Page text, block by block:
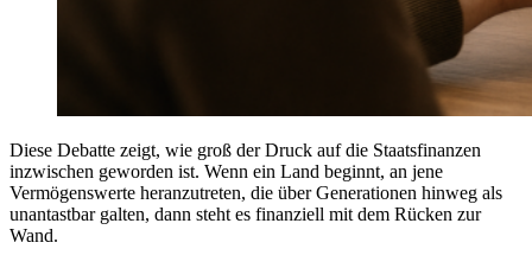
Diese Debatte zeigt, wie groß der Druck auf die Staatsfinanzen
inzwischen geworden ist. Wenn ein Land beginnt, an jene
Vermögenswerte heranzutreten, die über Generationen hinweg als
unantastbar galten, dann steht es finanziell mit dem Rücken zur
Wand.